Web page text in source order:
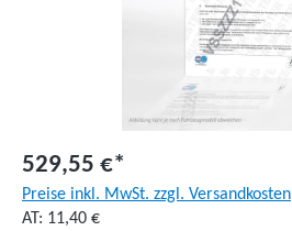
529,55 €*
Preise inkl. MwSt. zzgl. Versandkosten
AT: 11,40 €